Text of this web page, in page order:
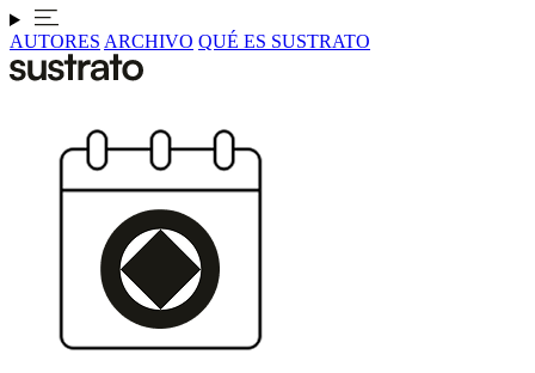
AUTORES ARCHIVO QUÉ ES SUSTRATO